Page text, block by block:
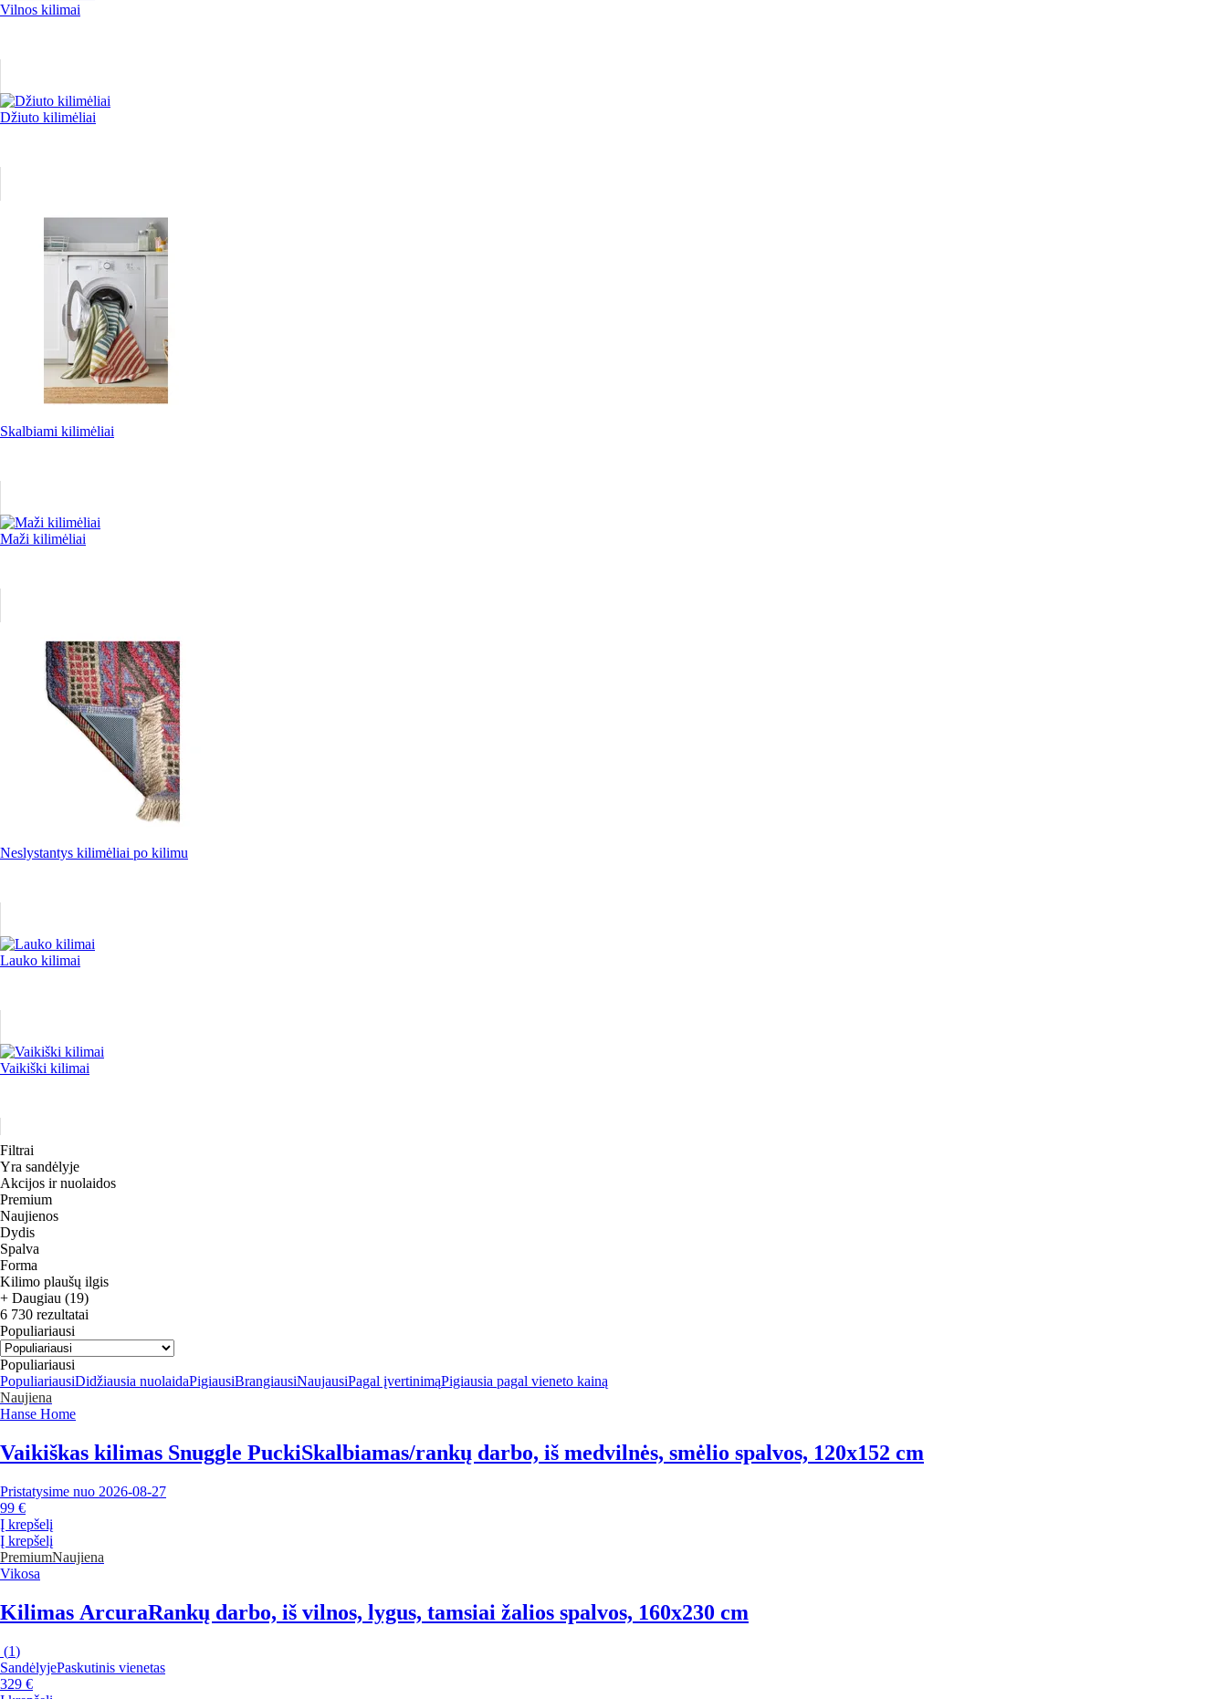
Vilnos kilimai
Džiuto kilimėliai
Skalbiami kilimėliai
Maži kilimėliai
Neslystantys kilimėliai po kilimu
Lauko kilimai
Vaikiški kilimai
Filtrai
Yra sandėlyje
Akcijos ir nuolaidos
Premium
Naujienos
Dydis
Spalva
Forma
Kilimo plaušų ilgis
+ Daugiau (19)
6 730 rezultatai
Populiariausi
Populiariausi
PopuliariausiDidžiausia nuolaidaPigiausiBrangiausiNaujausiPagal įvertinimąPigiausia pagal vieneto kainą
Naujiena
Hanse Home
Vaikiškas kilimas Snuggle PuckiSkalbiamas/rankų darbo, iš medvilnės, smėlio spalvos, 120x152 cm
Pristatysime nuo 2026‑08‑27
99 €
Į krepšelį
Į krepšelį
PremiumNaujiena
Vikosa
Kilimas ArcuraRankų darbo, iš vilnos, lygus, tamsiai žalios spalvos, 160x230 cm
(1)
SandėlyjePaskutinis vienetas
329 €